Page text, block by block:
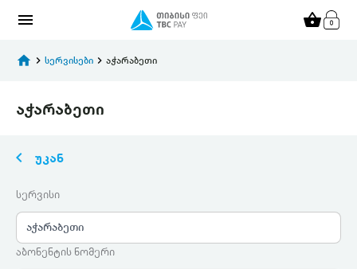
menu shopping_basket
home keyboard_arrow_right სერვისები keyboard_arrow_right აჭარაბეთი
აჭარაბეთი
keyboard_arrow_left უკან
სერვისი
აჭარაბეთი
აბონენტის ნომერი